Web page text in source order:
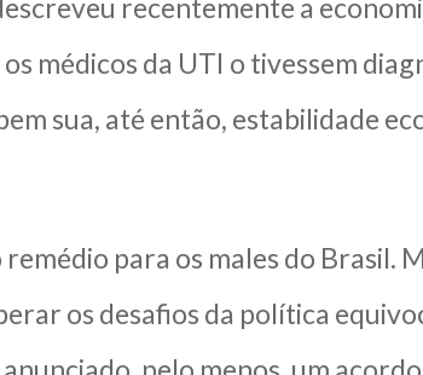
recentemente a
médicos da UTI o tivessem
sua, até então, estabilidade
para os males do Brasil.
os desafios da política